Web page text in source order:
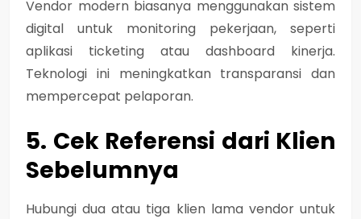
Vendor modern biasanya menggunakan sistem
digital untuk monitoring pekerjaan, seperti
aplikasi ticketing atau dashboard kinerja.
Teknologi ini meningkatkan transparansi dan
mempercepat pelaporan.
5. Cek Referensi dari Klien
Sebelumnya
Hubungi dua atau tiga klien lama vendor untuk